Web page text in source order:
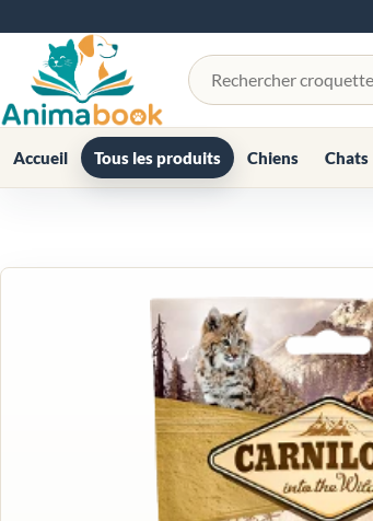
Rechercher un produit
Accueil Tous les produits Chiens Chats